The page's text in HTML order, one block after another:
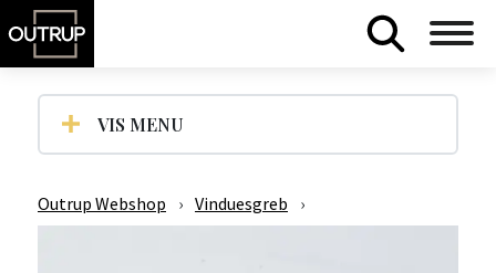
VIS MENU
Outrup Webshop › Vinduesgreb ›